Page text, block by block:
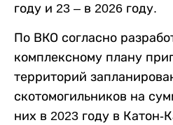
году и 23 – в 2026 году.
По ВКО согласно
комплексному плану
территорий
скотомогильников на
них в 2023 году в Катон-